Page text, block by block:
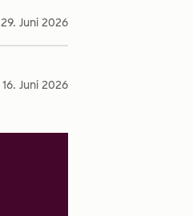
29. Juni 2026
16. Juni 2026